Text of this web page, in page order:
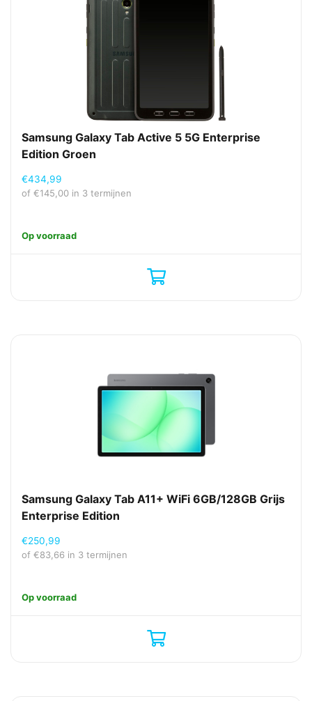
Samsung Galaxy Tab Active 5 5G Enterprise
Edition Groen
€434,99
of €145,00 in 3 termijnen
Op voorraad
Samsung Galaxy Tab A11+ WiFi 6GB/128GB Grijs
Enterprise Edition
€250,99
of €83,66 in 3 termijnen
Op voorraad